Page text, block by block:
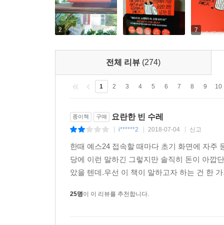
2 7
전체 리뷰 (274)
1 2 3 4 5 6 7 8 9 10
종이책 구매 요란한 빈 수레
i******2 2018-07-04 신고
한때 예스24 접속할 때마다 초기 화면에 자주
당에 이런 말하긴 그렇지만 솔직히 돈이 아깝
았을 텐데.우선 이 책이 말하고자 하는 건 한
25명이 이 리뷰를 추천합니다.